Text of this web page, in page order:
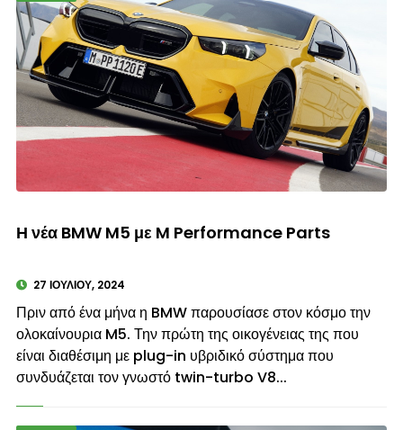
Η νέα BMW M5 με M Performance Parts
27 ΙΟΥΛΊΟΥ, 2024
Πριν από ένα μήνα η BMW παρουσίασε στον κόσμο την
ολοκαίνουρια M5. Την πρώτη της οικογένειας της που
είναι διαθέσιμη με plug-in υβριδικό σύστημα που
συνδυάζεται τον γνωστό twin-turbo V8...